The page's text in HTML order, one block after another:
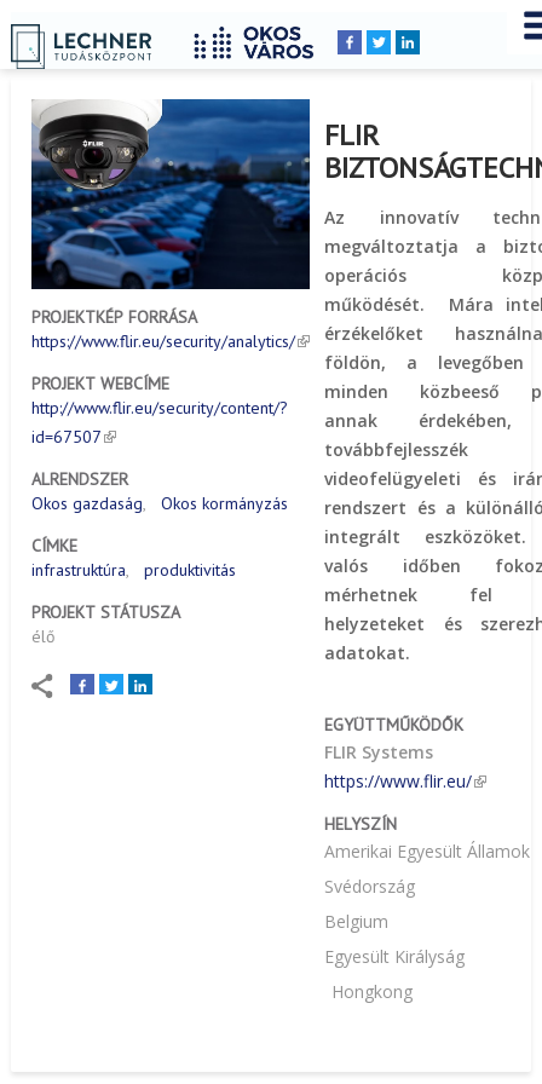
Breadcrumbs
YOU
ARE
HERE:
Címlap Peldatar
PROJEKTKÉP FORRÁSA
https://www.flir.eu/security/analytics/
PROJEKT WEBCÍME
http://www.flir.eu/security/content/?
id=67507
ALRENDSZER
Okos gazdaság
Okos kormányzás
CÍMKE
infrastruktúra
produktivitás
PROJEKT STÁTUSZA
élő
FLIR
Az innovatív
megváltoztatja a
operációs
működését. Mára
érzékelőket
földön, a
minden közbeeső
annak érdekében,
videofelügyeleti és
rendszert és a
integrált eszközöket.
valós időben
mérhetnek fel
helyzeteket és
adatokat.
EGYÜTTMŰKÖDŐK
FLIR Systems
https://www.flir.eu/
HELYSZÍN
Amerikai Egyesült Államok
Svédország
Belgium
Egyesült Királyság
Hongkong